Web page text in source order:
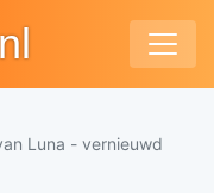
Luna - vernieuwd